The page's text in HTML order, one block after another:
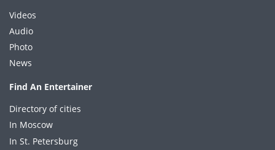
Videos
Audio
Photo
News
Find An Entertainer
Directory of cities
In Moscow
In St. Petersburg